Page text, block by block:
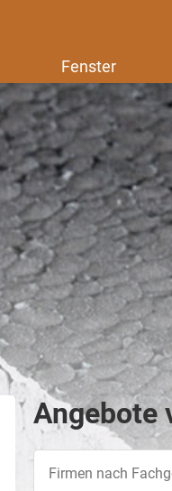
Fenster
Angebote